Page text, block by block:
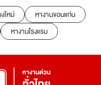
ใหม่
หางานขอนแก่น
หางานโรงแรม